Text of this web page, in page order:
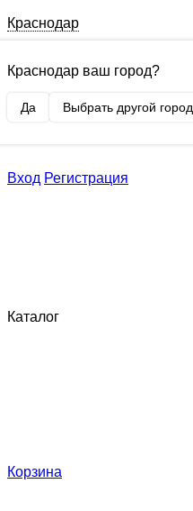
Краснодар
Краснодар ваш город?
Да Выбрать другой город
Вход Регистрация
Каталог
Корзина